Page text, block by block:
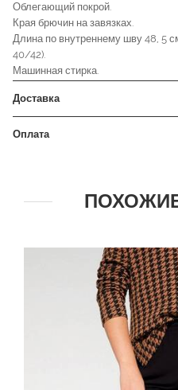
Облегающий покрой.
Края брючин на завязках.
Длина по внутреннему шву 48, 5
40/42).
Машинная стирка.
Доставка
Оплата